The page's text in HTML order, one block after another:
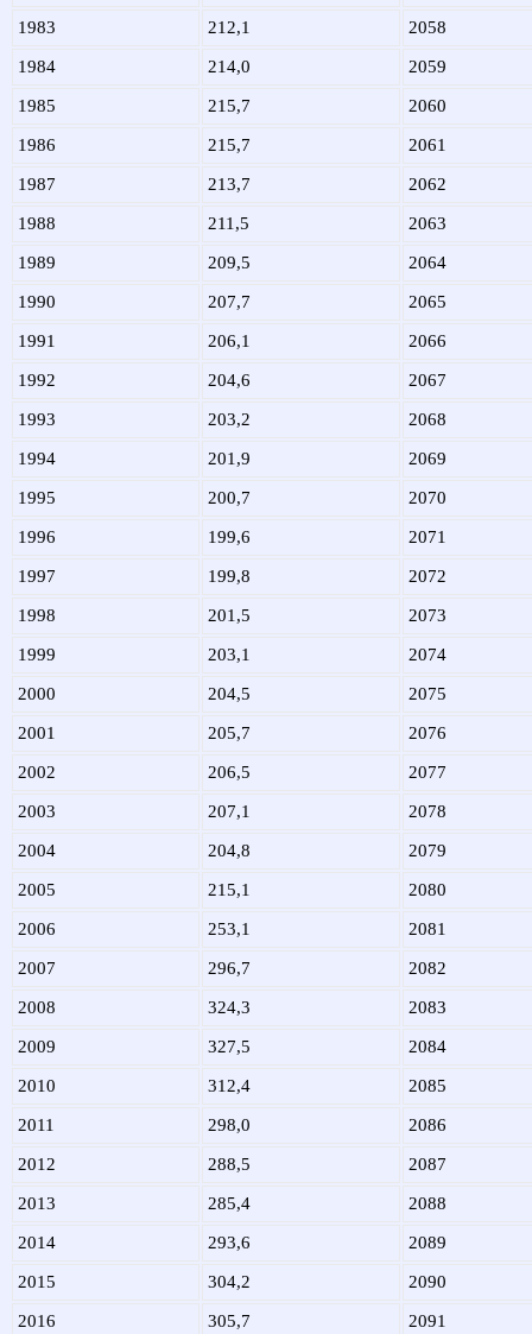
1983 212,1 2058
1984 214,0 2059
1985 215,7 2060
1986 215,7 2061
1987 213,7 2062
1988 211,5 2063
1989 209,5 2064
1990 207,7 2065
1991 206,1 2066
1992 204,6 2067
1993 203,2 2068
1994 201,9 2069
1995 200,7 2070
1996 199,6 2071
1997 199,8 2072
1998 201,5 2073
1999 203,1 2074
2000 204,5 2075
2001 205,7 2076
2002 206,5 2077
2003 207,1 2078
2004 204,8 2079
2005 215,1 2080
2006 253,1 2081
2007 296,7 2082
2008 324,3 2083
2009 327,5 2084
2010 312,4 2085
2011 298,0 2086
2012 288,5 2087
2013 285,4 2088
2014 293,6 2089
2015 304,2 2090
2016 305,7 2091